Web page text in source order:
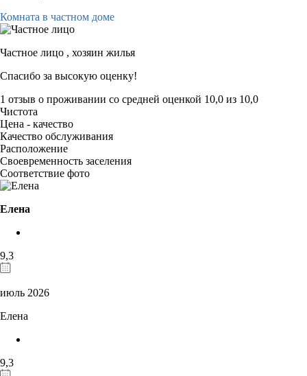
Комната в частном доме
Частное лицо , хозяин жилья
Спасибо за высокую оценку!
1 отзыв о проживании со средней оценкой 10,0 из 10,0
Чистота
Цена - качество
Качество обслуживания
Расположение
Своевременность заселения
Соответствие фото
Елена
9,3
июль 2026
Елена
9,3